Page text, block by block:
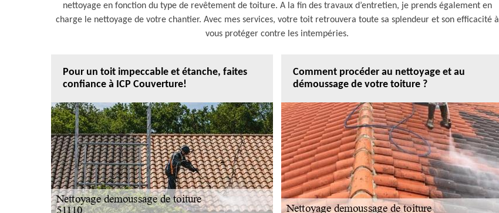
nettoyage en fonction du type de revêtement de toiture. A la fin des travaux d’entretien, je prends également en
charge le nettoyage de votre chantier. Avec mes services, votre toit retrouvera toute sa splendeur et son efficacité à
vous protéger contre les intempéries.
Pour un toit impeccable et étanche, faites
confiance à ICP Couverture!
Comment procéder au nettoyage et au
démoussage de votre toiture ?